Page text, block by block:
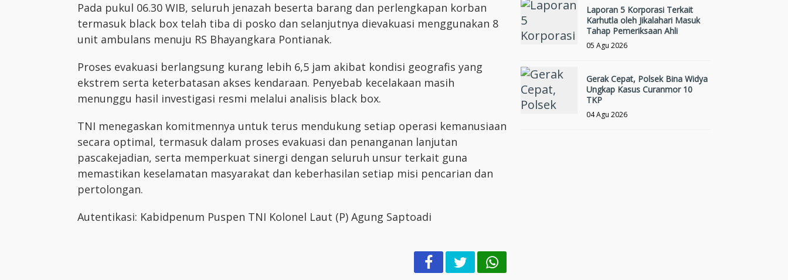
Pada pukul 06.30 WIB, seluruh jenazah beserta barang dan perlengkapan korban
termasuk black box telah tiba di posko dan selanjutnya dievakuasi menggunakan 8
unit ambulans menuju RS Bhayangkara Pontianak.
Proses evakuasi berlangsung kurang lebih 6,5 jam akibat kondisi geografis yang
ekstrem serta keterbatasan akses kendaraan. Penyebab kecelakaan masih
menunggu hasil investigasi resmi melalui analisis black box.
TNI menegaskan komitmennya untuk terus mendukung setiap operasi kemanusiaan
secara optimal, termasuk dalam proses evakuasi dan penanganan lanjutan
pascakejadian, serta memperkuat sinergi dengan seluruh unsur terkait guna
memastikan keselamatan masyarakat dan keberhasilan setiap misi pencarian dan
pertolongan.
Autentikasi: Kabidpenum Puspen TNI Kolonel Laut (P) Agung Saptoadi
Laporan 5 Korporasi Terkait
Karhutla oleh Jikalahari Masuk
Tahap Pemeriksaan Ahli
05 Agu 2026
Gerak Cepat, Polsek Bina Widya
Ungkap Kasus Curanmor 10
TKP
04 Agu 2026